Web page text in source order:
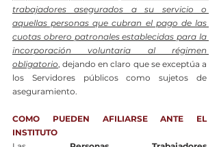
trabajadores asegurados a su servicio o
aquellas personas que cubran el pago de las
cuotas obrero patronales establecidas para la
incorporación voluntaria al régimen
obligatorio, dejando en claro que se exceptúa a
los Servidores públicos como sujetos de
aseguramiento.
COMO PUEDEN AFILIARSE ANTE EL
INSTITUTO